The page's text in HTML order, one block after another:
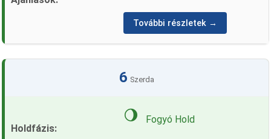
További részletek →
6 Szerda
🌖 Fogyó Hold